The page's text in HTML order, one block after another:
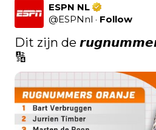
ESPN NL
@ESPNnl · Follow
Dit zijn de
🔢